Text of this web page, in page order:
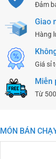
Đảm
Giao
Hàng
Giá sỉ
Miễn
Từ
MÓN BÁN